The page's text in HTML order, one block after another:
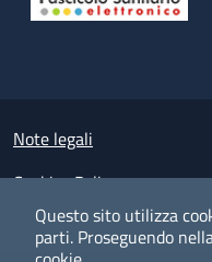
Questo sito utilizza
parti. Proseguendo
Small prints
Note legali
Cookies Policy
Policy privacy e